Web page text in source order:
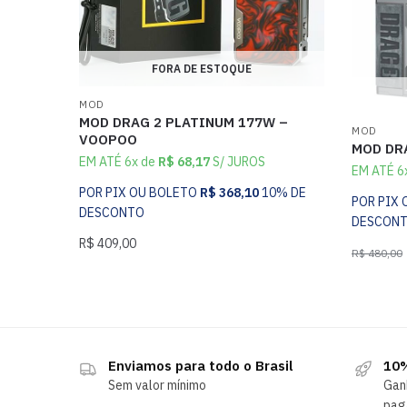
FORA DE ESTOQUE
MOD
MOD DRAG 2 PLATINUM 177W –
VOOPOO
EM ATÉ 6x de R$ 68,17S/ JUROS
POR PIX OU BOLETO R$ 368,1010% DE
DESCONTO
R$ 409,00
MOD
MOD
EM ATÉ
POR PIX
R$480,00
Enviamos para todo o Brasil
Sem valor mínimo